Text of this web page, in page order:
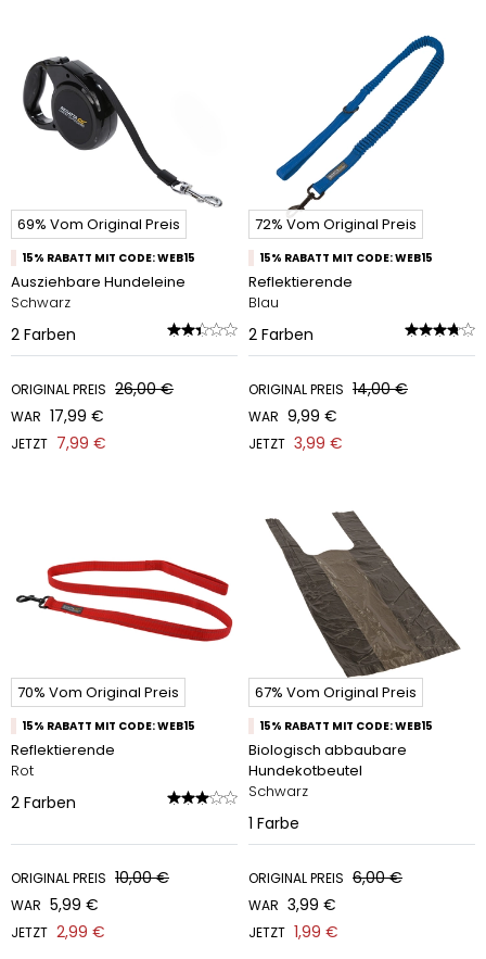
69% Vom Original Preis
15% RABATT MIT CODE: WEB15
Ausziehbare Hundeleine
Schwarz
2 Farben
ORIGINAL PREIS 26,00 €
WAR 17,99 €
JETZT 7,99 €
72% Vom Original Preis
15% RABATT MIT CODE: WEB15
Reflektierende
Blau
2 Farben
ORIGINAL PREIS 14,00 €
WAR 9,99 €
JETZT 3,99 €
70% Vom Original Preis
15% RABATT MIT CODE: WEB15
Reflektierende
Rot
2 Farben
ORIGINAL PREIS 10,00 €
WAR 5,99 €
JETZT 2,99 €
67% Vom Original Preis
15% RABATT MIT CODE: WEB15
Biologisch abbaubare
Hundekotbeutel
Schwarz
1 Farbe
ORIGINAL PREIS 6,00 €
WAR 3,99 €
JETZT 1,99 €